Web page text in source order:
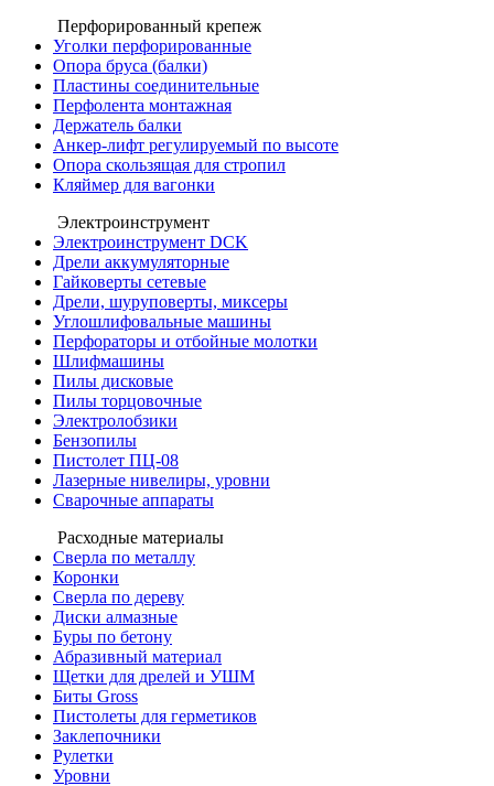
Перфорированный крепеж
Уголки перфорированные
Опора бруса (балки)
Пластины соединительные
Перфолента монтажная
Держатель балки
Анкер-лифт регулируемый по высоте
Опора скользящая для стропил
Кляймер для вагонки
Электроинструмент
Электроинструмент DCK
Дрели аккумуляторные
Гайковерты сетевые
Дрели, шуруповерты, миксеры
Углошлифовальные машины
Перфораторы и отбойные молотки
Шлифмашины
Пилы дисковые
Пилы торцовочные
Электролобзики
Бензопилы
Пистолет ПЦ-08
Лазерные нивелиры, уровни
Сварочные аппараты
Расходные материалы
Сверла по металлу
Коронки
Сверла по дереву
Диски алмазные
Буры по бетону
Абразивный материал
Щетки для дрелей и УШМ
Биты Gross
Пистолеты для герметиков
Заклепочники
Рулетки
Уровни